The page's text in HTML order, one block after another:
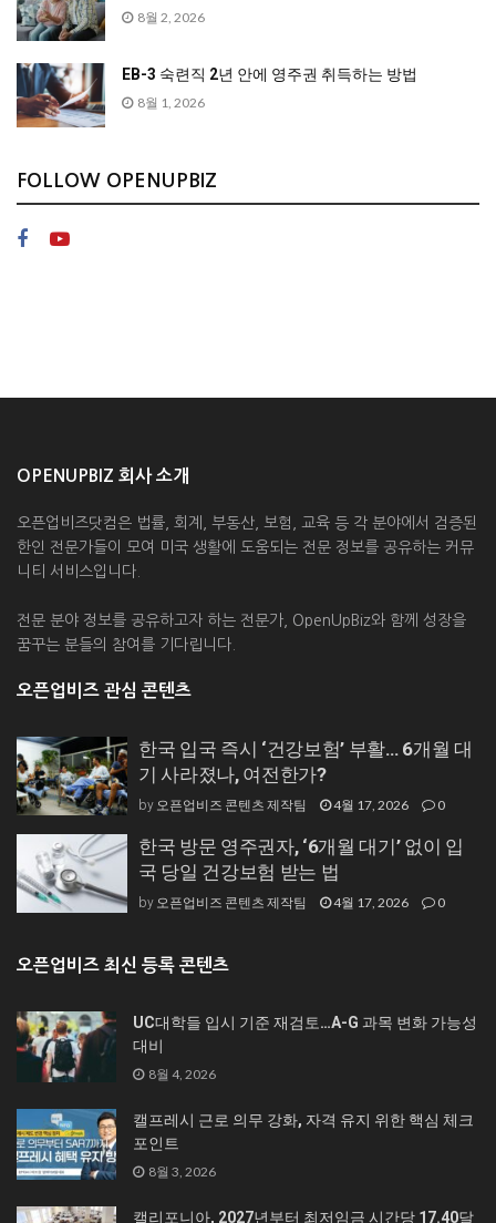
8월 2, 2026
EB-3 숙련직 2년 안에 영주권 취득하는 방법
8월 1, 2026
FOLLOW OPENUPBIZ
OPENUPBIZ 회사 소개
오픈업비즈닷컴은 법률, 회계, 부동산, 보험, 교육 등 각 분야에서 검증된
한인 전문가들이 모여 미국 생활에 도움되는 전문 정보를 공유하는 커뮤
니티 서비스입니다.
전문 분야 정보를 공유하고자 하는 전문가, OpenUpBiz와 함께 성장을
꿈꾸는 분들의 참여를 기다립니다.
오픈업비즈 관심 콘텐츠
한국 입국 즉시 ‘건강보험’ 부활… 6개월 대
기 사라졌나, 여전한가?
by 오픈업비즈 콘텐츠 제작팀 4월 17, 2026 0
한국 방문 영주권자, ‘6개월 대기’ 없이 입
국 당일 건강보험 받는 법
by 오픈업비즈 콘텐츠 제작팀 4월 17, 2026 0
오픈업비즈 최신 등록 콘텐츠
UC대학들 입시 기준 재검토…A-G 과목 변화 가능성
대비
8월 4, 2026
캘프레시 근로 의무 강화, 자격 유지 위한 핵심 체크
포인트
8월 3, 2026
캘리포니아, 2027년부터 최저임금 시간당 17.40달